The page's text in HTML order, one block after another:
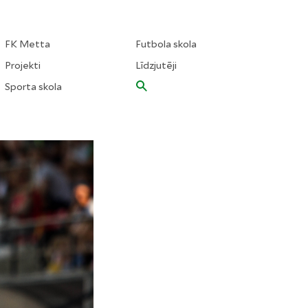
FK Metta
Projekti
Sporta skola
Futbola skola
Līdzjutēji